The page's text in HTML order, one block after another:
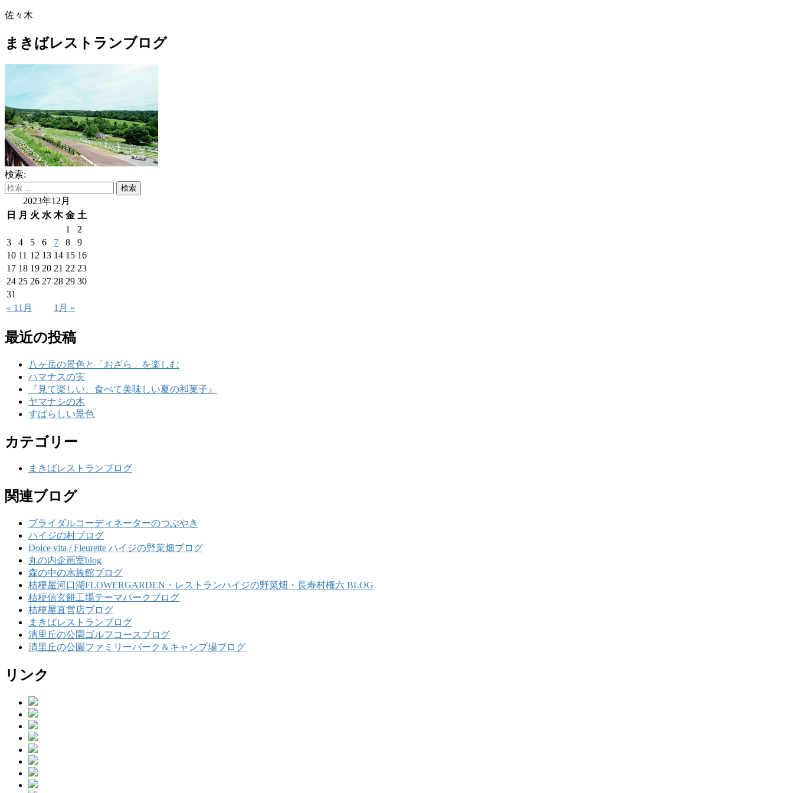
佐々木
まきばレストランブログ
検索:
2023年12月
日
月 火 水 木 金 土
« 11月 1月 »
1
2
3
4 5 6 7 8
9
10 11 12 13 14 15 16
17 18 19 20 21 22 23
24 25 26 27 28 29 30
31
最近の投稿
八ヶ岳の景色と「おざら」を楽しむ
ハマナスの実
『見て楽しい、食べて美味しい夏の和菓子』
ヤマナシの木
すばらしい景色
カテゴリー
まきばレストランブログ
関連ブログ
ブライダルコーディネーターのつぶやき
ハイジの村ブログ
Dolce vita / Fleurette ハイジの野菜畑ブログ
丸の内企画室blog
森の中の水族館ブログ
桔梗屋河口湖FLOWERGARDEN・レストランハイジの野菜畑・長寿村権六 BLOG
桔梗信玄餅工場テーマパークブログ
桔梗屋直営店ブログ
まきばレストランブログ
清里丘の公園ゴルフコースブログ
清里丘の公園ファミリーパーク＆キャンプ場ブログ
リンク